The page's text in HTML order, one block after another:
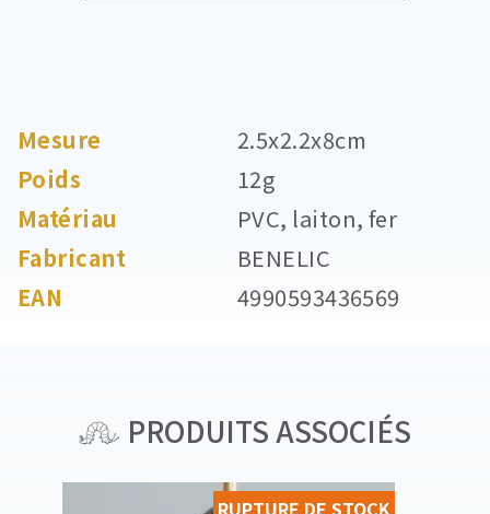
Mesure
2.5x2.2x8cm
Poids
12g
Matériau
PVC, laiton, fer
Fabricant
BENELIC
EAN
4990593436569
PRODUITS ASSOCIÉS
RUPTURE DE STOCK